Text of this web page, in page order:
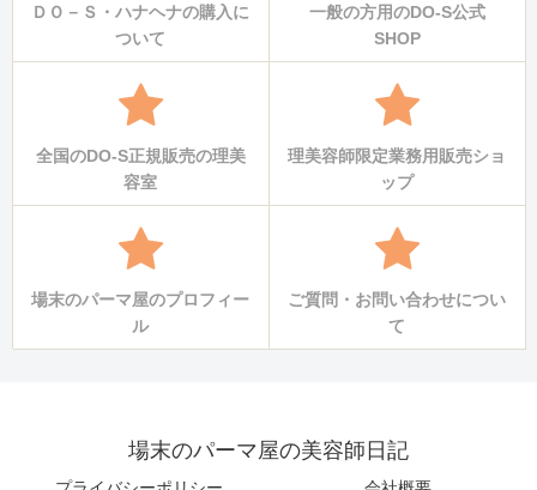
ＤＯ－Ｓ・ハナヘナの購入に
ついて
一般の方用のDO-S公式
SHOP
全国のDO-S正規販売の理美
容室
理美容師限定業務用販売ショ
ップ
場末のパーマ屋のプロフィー
ル
ご質問・お問い合わせについ
て
場末のパーマ屋の美容師日記